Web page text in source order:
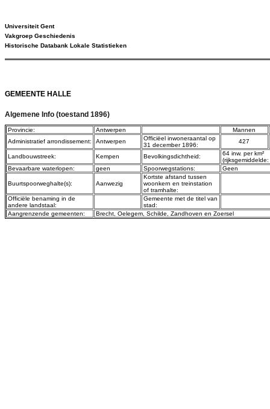
Universiteit Gent
Vakgroep Geschiedenis
Historische Databank Lokale Statistieken
GEMEENTE HALLE
Algemene Info (toestand 1896)
Provincie: Antwerpen
Mannen
Administratief arrondissement:
Antwerpen
Officiëel inwoneraantal op
31 december 1896:
427
Landbouwstreek: Kempen Bevolkingsdichtheid:
64 inw. per km²
Bevaarbare waterlopen:
geen Spoorwegstations: Geen
Buurtspoorweghalte(s): Aanwezig
Kortste afstand tussen
woonkern en treinstation
of tramhalte:
Officiële benaming in de
andere landstaal:
Gemeente met de titel van
stad:
Aangrenzende gemeenten:
Brecht Oelegem Schilde Zandhoven en Zoersel